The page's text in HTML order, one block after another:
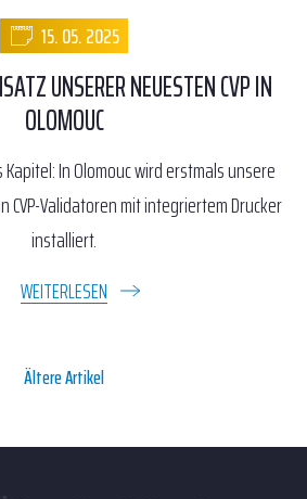
15. 05. 2025
UNSERER NEUESTEN CVP IN
OLOMOUC
In Olomouc wird erstmals unsere
Validatoren mit integriertem Drucker
installiert.
WEITERLESEN
Ältere Artikel